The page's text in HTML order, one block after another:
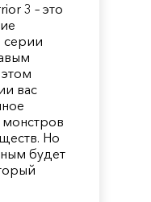
3 – это
серии
вас
монстров
Но
будет